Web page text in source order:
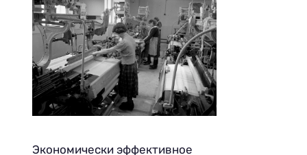
Экономически эффективное